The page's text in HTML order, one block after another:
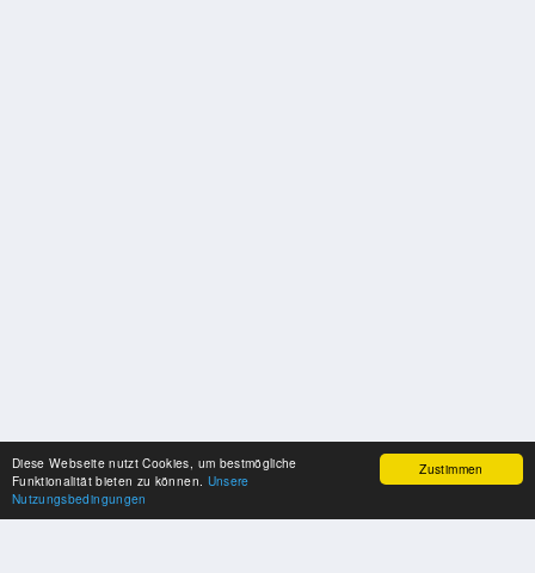
Zustimmen
Diese Webseite nutzt Cookies, um bestmögliche
Funktionalität bieten zu können. Unsere
Nutzungsbedingungen